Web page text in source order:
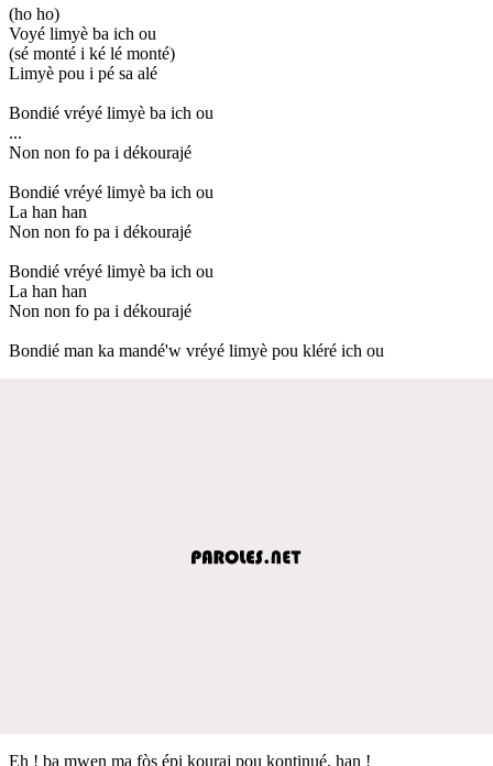
(ho ho)
Voyé limyè ba ich ou
(sé monté i ké lé monté)
Limyè pou i pé sa alé
Bondié vréyé limyè ba ich ou
...
Non non fo pa i dékourajé
Bondié vréyé limyè ba ich ou
La han han
Non non fo pa i dékourajé
Bondié vréyé limyè ba ich ou
La han han
Non non fo pa i dékourajé
Bondié man ka mandé'w vréyé limyè pou kléré ich ou
Eh ! ba mwen ma fòs épi kouraj pou kontinué, han !